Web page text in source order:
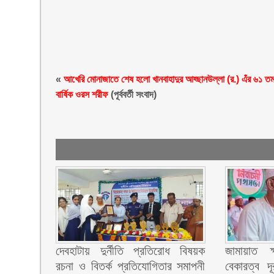
«আখেরি মোনাজাতে শেষ হলো খানবাহাদুর আহ্ছানউল্লা (র.) এঁর ৬১
বার্ষিক ওরস শরীফ(পূর্ববর্তী সংবাদ)
দেবহাটায় দুর্নীতি প্রতিরোধ বিষয়ক
রচনা ও বিতর্ক প্রতিযোগিতার সমাপনী
জামায়াত
বেকারত্ব